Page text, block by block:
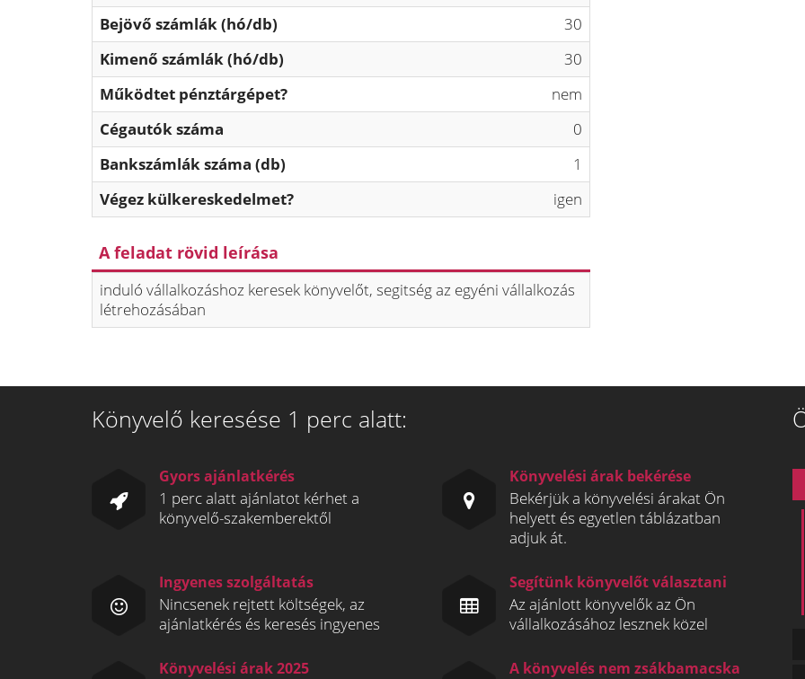
Bejövő számlák (hó/db)
30
Kimenő számlák (hó/db)
30
Működtet pénztárgépet?
nem
Cégautók száma
0
Bankszámlák száma (db)
1
Végez külkereskedelmet?
igen
A feladat rövid leírása
induló vállalkozáshoz keresek könyvelőt, segitség az egyéni vállalkozás
létrehozásában
Könyvelő keresése 1 perc alatt:
Gyors ajánlatkérés
1 perc alatt ajánlatot kérhet a
könyvelő-szakemberektől
Könyvelési árak bekérése
Bekérjük a könyvelési árakat Ön
helyett és egyetlen táblázatban
adjuk át.
Ingyenes szolgáltatás
Nincsenek rejtett költségek, az
ajánlatkérés és keresés ingyenes
Segítünk könyvelőt választani
Az ajánlott könyvelők az Ön
vállalkozásához lesznek közel
Könyvelési árak 2025 A könyvelés nem zsákbamacska